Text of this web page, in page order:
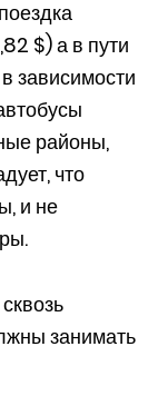
$) а в пути
зависимости
районы,
что
и не
занимать